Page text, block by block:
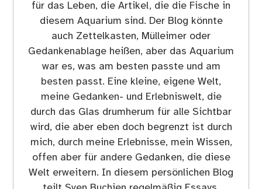
für das Leben, die Artikel, die die Fische in
diesem Aquarium sind. Der Blog könnte
auch Zettelkasten, Mülleimer oder
Gedankenablage heißen, aber das Aquarium
war es, was am besten passte und am
besten passt. Eine kleine, eigene Welt,
meine Gedanken- und Erlebniswelt, die
durch das Glas drumherum für alle Sichtbar
wird, die aber eben doch begrenzt ist durch
mich, durch meine Erlebnisse, mein Wissen,
offen aber für andere Gedanken, die diese
Welt erweitern. In diesem persönlichen Blog